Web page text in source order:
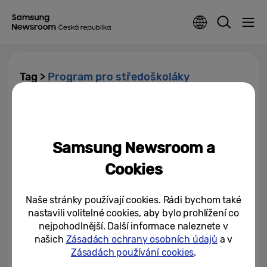
Tag > Program pro středoškoláky
29/04/2026
Samsung Newsroom a
Cookies
Naše stránky používají cookies. Rádi bychom také
nastavili volitelné cookies, aby bylo prohlížení co
nejpohodlnější. Další informace naleznete v
našich Zásadách ochrany osobních údajů a v
Zásadách používání cookies.